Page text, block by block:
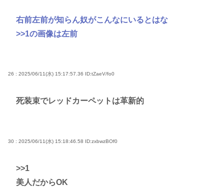
右前左前が知らん奴がこんなにいるとはな
>>1の画像は左前
26 : 2025/06/11(水) 15:17:57.36 ID:tZaeV/fo0
死装束でレッドカーペットは革新的
30 : 2025/06/11(水) 15:18:46.58 ID:zxbwzBOf0
>>1
美人だからOK